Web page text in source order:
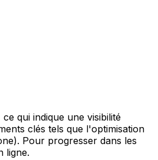
qui indique une visibilité
clés tels que l'optimisation
Pour progresser dans les
ligne.